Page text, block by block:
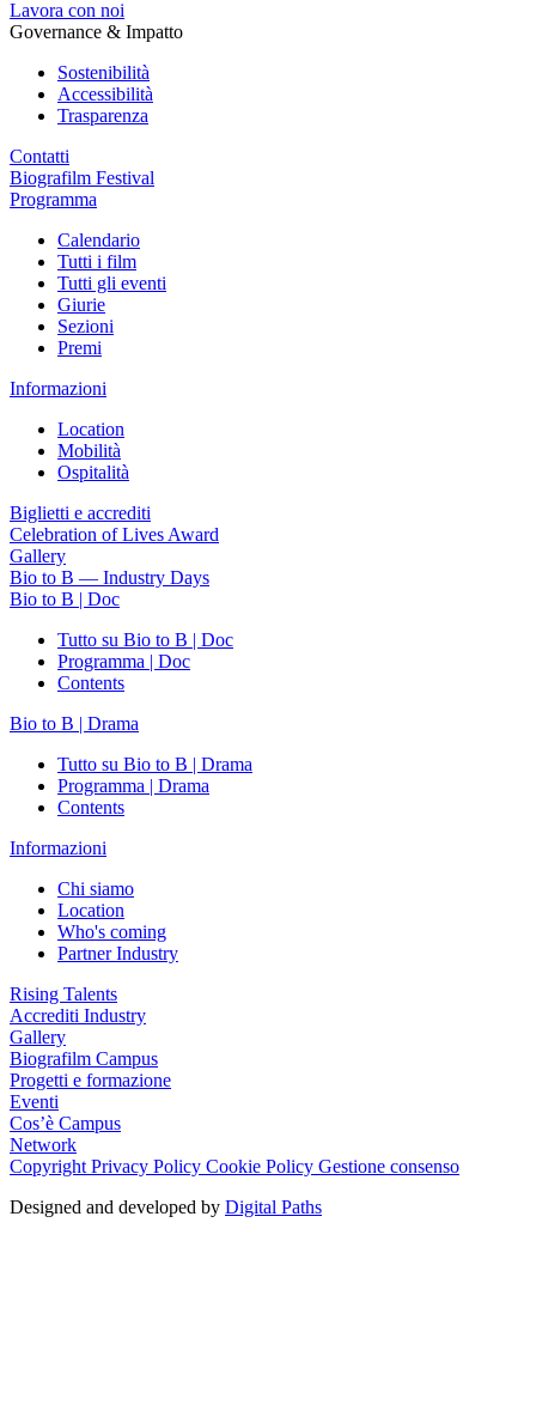
Lavora con noi
Governance & Impatto
Sostenibilità
Accessibilità
Trasparenza
Contatti
Biografilm Festival
Programma
Calendario
Tutti i film
Tutti gli eventi
Giurie
Sezioni
Premi
Informazioni
Location
Mobilità
Ospitalità
Biglietti e accrediti
Celebration of Lives Award
Gallery
Bio to B — Industry Days
Bio to B | Doc
Tutto su Bio to B | Doc
Programma | Doc
Contents
Bio to B | Drama
Tutto su Bio to B | Drama
Programma | Drama
Contents
Informazioni
Chi siamo
Location
Who's coming
Partner Industry
Rising Talents
Accrediti Industry
Gallery
Biografilm Campus
Progetti e formazione
Eventi
Cos’è Campus
Network
Copyright Privacy Policy Cookie Policy Gestione consenso
Designed and developed by Digital Paths